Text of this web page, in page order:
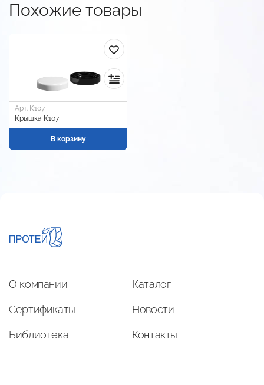
Похожие товары
Арт. К107
Крышка К107
В корзину
О компании Каталог
Сертификаты Новости
Библиотека Контакты